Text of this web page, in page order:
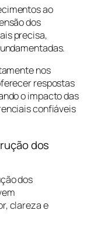
ao
dos
precisa,
nos
respostas
o impacto das
confiáveis
dos
dos
clareza e